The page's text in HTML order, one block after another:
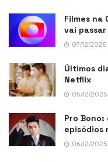
Filmes na
vai passar
07/12/2025
Últimos
Netflix
06/12/2025
Pro
episódios
06/12/2025